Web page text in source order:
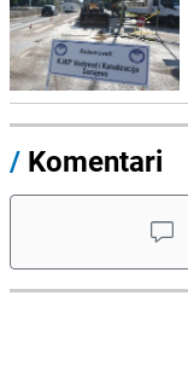
/ Komentari